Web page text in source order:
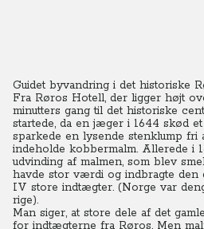
Guidet byvandring i det historiske
Fra Røros Hotell, der ligger højt
minutters gang til det historiske
startede, da en jæger i 1644 skød
sparkede en lysende stenklump fri
indeholde kobbermalm. Allerede i
udvinding af malmen, som blev
havde stor værdi og indbragte den
IV store indtægter. (Norge var
rige).
Man siger, at store dele af det
for indtægterne fra Røros. Men